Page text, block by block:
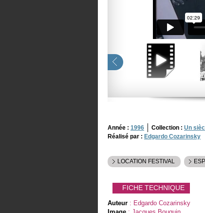
Année : 1996 Collection : Un
Réalisé par : Edgardo Cozarinsky
LOCATION FESTIVAL
FICHE TECHNIQUE
Auteur : Edgardo Cozarinsky